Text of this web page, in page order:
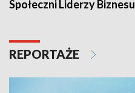
Społeczni Liderzy Biznesu
REPORTAŻE